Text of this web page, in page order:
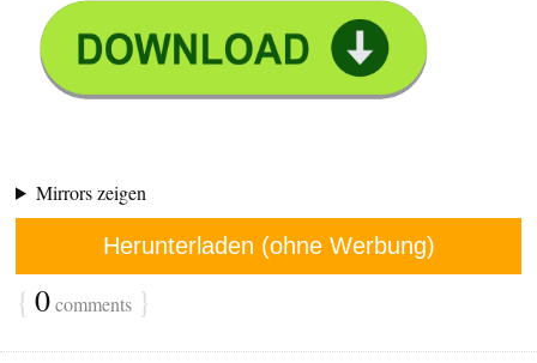
Mirrors zeigen
Herunterladen (ohne Werbung)
{ 0comments }